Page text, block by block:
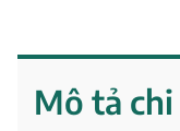
Mô tả